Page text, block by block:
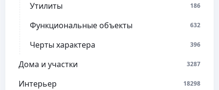
Утилиты 186
Функциональные объекты 632
Черты характера 396
Дома и участки 3287
Интерьер 18298